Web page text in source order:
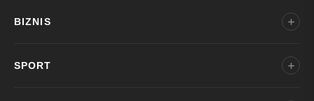
BIZNIS
SPORT